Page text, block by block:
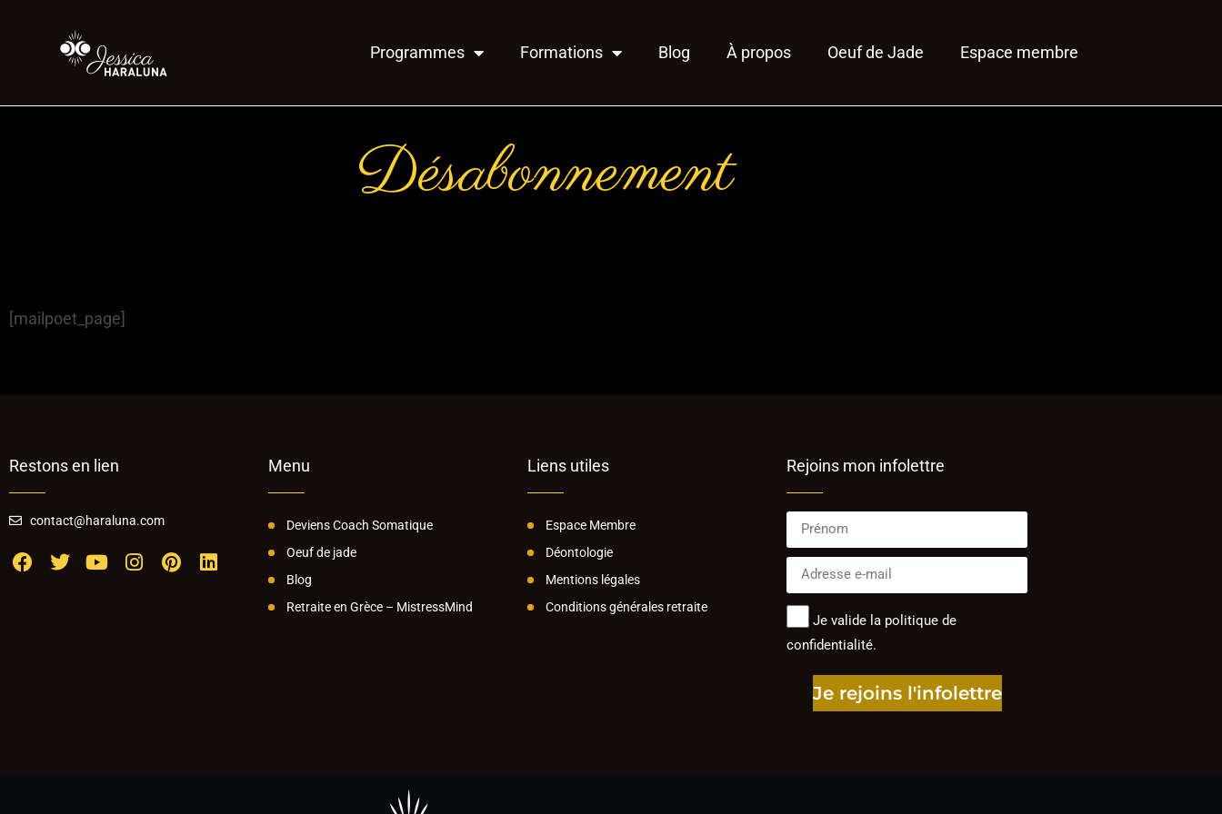
Programmes Formations Blog À propos Oeuf de Jade Espace membre
Désabonnement
[mailpoet_page]
Restons en lien
contact@haraluna.com
Menu
Deviens Coach Somatique
Oeuf de jade
Blog
Retraite en Grèce – MistressMind
Liens utiles
Espace Membre
Déontologie
Mentions légales
Conditions générales retraite
Rejoins mon infolettre
Je valide la politique de
confidentialité.
Je rejoins l'infolettre